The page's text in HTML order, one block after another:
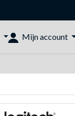
Mijn account